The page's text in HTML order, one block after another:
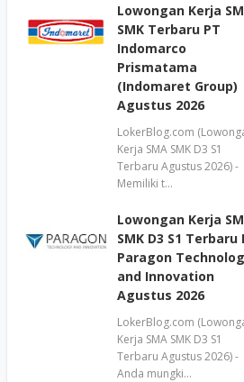
Lowongan Kerja
SMK Terbaru PT
Indomarco
Prismatama
(Indomaret Group)
Agustus 2026
LokerBlog.com
Kerja SMA SMK D3 S1
Terbaru Agustus 2026) -
Memiliki t…
Lowongan Kerja
SMK D3 S1 Terbaru
Paragon
and Innovation
Agustus 2026
LokerBlog.com
Kerja SMA SMK D3 S1
Terbaru Agustus 2026) -
Anda mungki…